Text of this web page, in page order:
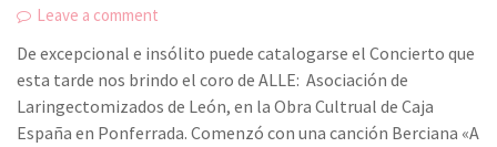
Leave a comment
De excepcional e insólito puede catalogarse el Concierto que
esta tarde nos brindo el coro de ALLE: Asociación de
Laringectomizados de León, en la Obra Cultrual de Caja
España en Ponferrada. Comenzó con una canción Berciana «A